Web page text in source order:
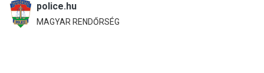
police.hu
MAGYAR RENDŐRSÉG